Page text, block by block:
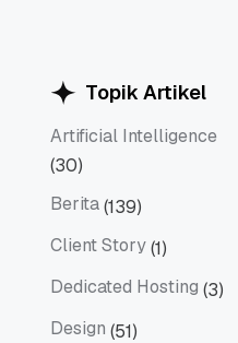
Topik Artikel
Artificial Intelligence
Artificial Intelligence
(30)
Berita(139)
Client Story(1)
Dedicated Hosting (3)
Design (51)